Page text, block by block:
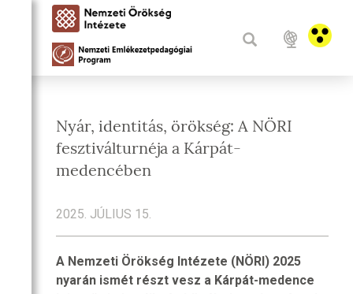
Nyár, identitás, örökség: A NÖRI
fesztiválturnéja a Kárpát-
medencében
2025. JÚLIUS 15.
A Nemzeti Örökség Intézete (NÖRI) 2025
nyarán ismét részt vesz a Kárpát-medence